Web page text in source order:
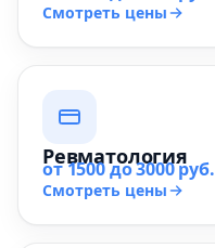
Смотреть цены
Ревматология
от 1500 до 3000 руб.
Смотреть цены